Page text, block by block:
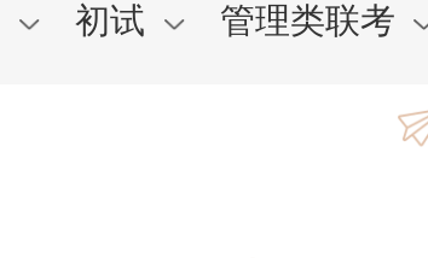
初试 管理类联考